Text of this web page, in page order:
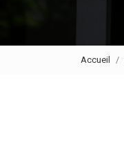
Accueil